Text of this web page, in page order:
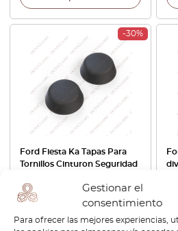
Gestionar el
consentimiento
Para ofrecer las mejores experiencias,
-30%
Ford Fiesta Ka Tapas Para
Tornillos Cinturon Seguridad
YS619037AA